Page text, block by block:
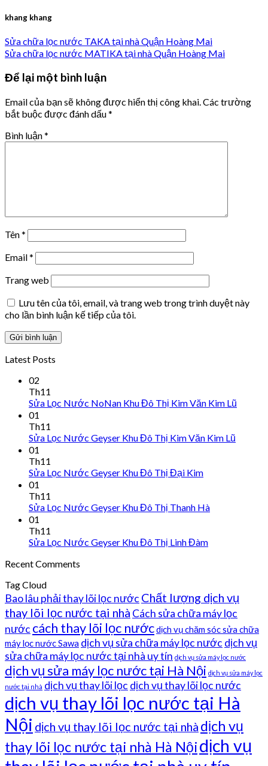
khang khang
Sửa chữa lọc nước TAKA tại nhà Quận Hoàng Mai
Sửa chữa lọc nước MATIKA tại nhà Quận Hoàng Mai
Để lại một bình luận
Email của bạn sẽ không được hiển thị công khai. Các trường
bắt buộc được đánh dấu*
Bình luận*
Tên*
Email*
Trang web
Lưu tên của tôi, email, và trang web trong trình duyệt này
cho lần bình luận kế tiếp của tôi.
Latest Posts
02
Th11
Sửa Lọc Nước NoNan Khu Đô Thị Kim Văn Kim Lũ
01
Th11
Sửa Lọc Nước Geyser Khu Đô Thị Kim Văn Kim Lũ
01
Th11
Sửa Lọc Nước Geyser Khu Đô Thị Đại Kim
01
Th11
Sửa Lọc Nước Geyser Khu Đô Thị Thanh Hà
01
Th11
Sửa Lọc Nước Geyser Khu Đô Thị Linh Đàm
Recent Comments
Tag Cloud
Bao lâu phải thay lõi lọc nước Chất lượng dịch vụ
thay lõi lọc nước tại nhà Cách sửa chữa máy lọc
nước cách thay lõi lọc nướcdịch vụ chăm sóc sửa chữa
máy lọc nước Sawa dịch vụ sửa chữa máy lọc nước dịch vụ
sửa chữa máy lọc nước tại nhà uy tín dịch vụ sửa máy lọc nước
dịch vụ sửa máy lọc nước tại Hà Nội dịch vụ sửa máy lọc
nước tại nhà dịch vụ thay lõi lọc dịch vụ thay lõi lọc nước
dịch vụ thay lõi lọc nước tại Hà
Nội dịch vụ thay lõi lọc nước tại nhà dịch vụ
thay lõi lọc nước tại nhà Hà Nộidịch vụ